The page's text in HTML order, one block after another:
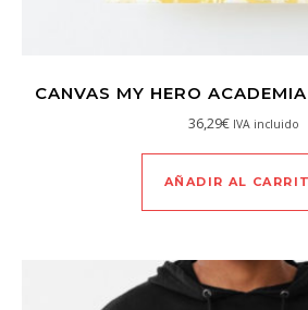
CANVAS MY HERO
36,29€ IVA incluido
AÑADIR AL